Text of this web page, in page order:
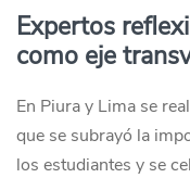
Expertos
como eje
En Piura y Lima se
que se subrayó la
los estudiantes y se